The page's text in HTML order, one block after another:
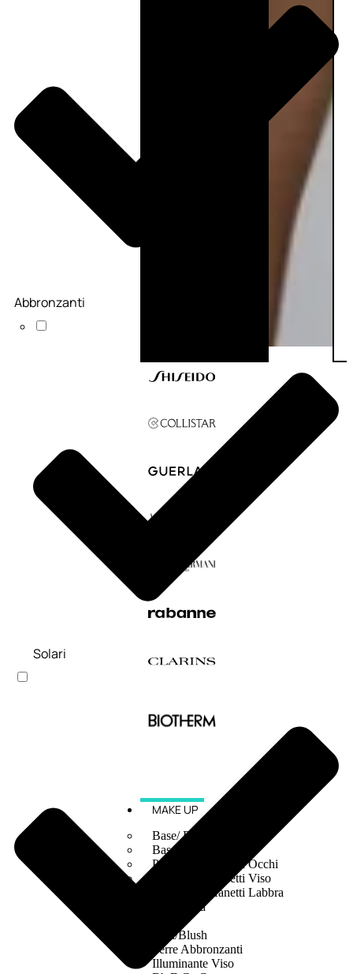
MAKE UP
Base/ Primer Occhi
Base/ Primer Viso
Palette E Cofanetti Occhi
Palette E Cofanetti Viso
Palette E Cofanetti Labbra
Fondotinta
Fard/Blush
Terre Abbronzanti
Illuminante Viso
Abbronzanti
Solari